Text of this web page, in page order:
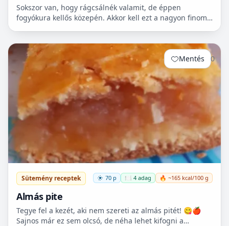
Sokszor van, hogy rágcsálnék valamit, de éppen
fogyókura kellős közepén. Akkor kell ezt a nagyon finom
Mentés 0
Sütemény receptek 70 p 🍽️ 4 adag 🔥 ~165 kcal/100 g
Almás pite
Tegye fel a kezét, aki nem szereti az almás pitét! 😋🍎
Sajnos már ez sem olcsó, de néha lehet kifogni a